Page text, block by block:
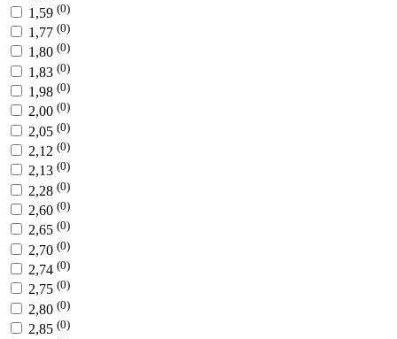
1,59 (0)
1,77 (0)
1,80 (0)
1,83 (0)
1,98 (0)
2,00 (0)
2,05 (0)
2,12 (0)
2,13 (0)
2,28 (0)
2,60 (0)
2,65 (0)
2,70 (0)
2,74 (0)
2,75 (0)
2,80 (0)
2,85 (0)